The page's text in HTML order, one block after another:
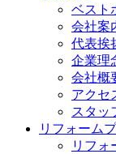
ベスト
会社案
代表挨
企業理
会社概
アクセ
スタッ
リフォーム
リフォ